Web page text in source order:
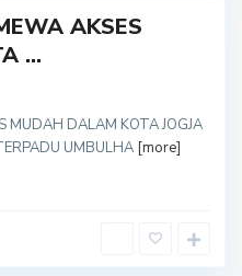
AKSES
...
MUDAH DALAM KOTA JOGJA
UMBULHA [more]